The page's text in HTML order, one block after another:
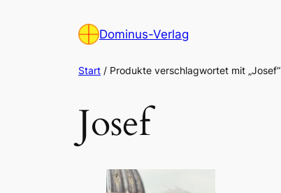
Dominus-Verlag
Start / Produkte verschlagwortet mit „Josef“
Josef